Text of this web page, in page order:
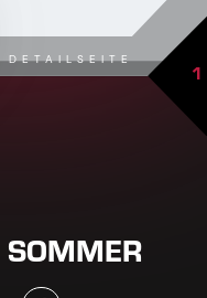
DETAILSEITE 1